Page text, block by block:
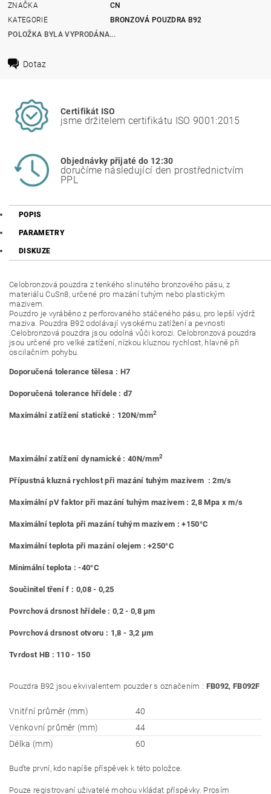
ZNAČKA
CN
KATEGORIE
BRONZOVÁ POUZDRA B92
POLOŽKA BYLA VYPRODÁNA...
Dotaz
Certifikát ISO
jsme držitelem certifikátu ISO 9001:2015
Objednávky přijaté do 12:30
doručíme následující den prostřednictvím
PPL
POPIS
PARAMETRY
DISKUZE
Celobronzová pouzdra z tenkého slinutého bronzového pásu, z
materiálu CuSn8, určené pro mazání tuhým nebo plastickým
mazivem.
Pouzdro je vyráběno z perforovaného stáčeného pásu, pro lepší výdrž
maziva. Pouzdra B92 odolávají vysokému zatížení a pevnosti
.Celobronzová pouzdra jsou odolná vůči korozi. Celobronzová pouzdra
jsou určené pro velké zatížení, nízkou kluznou rychlost, hlavně při
oscilačním pohybu.
Doporučená tolerance tělesa : H7
Doporučená tolerance hřídele : d7
Maximální zatížení statické : 120N/mm2
Maximální zatížení dynamické : 40N/mm2
Přípustná kluzná rychlost při mazání tuhým mazivem : 2m/s
Maximální pV faktor při mazání tuhým mazivem : 2,8 Mpa x m/s
Maximální teplota při mazání tuhým mazivem : +150°C
Maximální teplota při mazání olejem : +250°C
Minimální teplota : -40°C
Součinitel tření f : 0,08 - 0,25
Povrchová drsnost hřídele : 0,2 - 0,8 μm
Povrchová drsnost otvoru : 1,8 - 3,2 μm
Tvrdost HB : 110 - 150
Pouzdra B92 jsou ekvivalentem pouzder s označením : FB092, FB092F
Vnitřní průměr (mm)
40
Venkovní průměr (mm)
44
Délka (mm)
60
Buďte první, kdo napíše příspěvek k této položce.
Pouze registrovaní uživatelé mohou vkládat příspěvky. Prosím